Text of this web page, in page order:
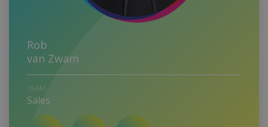
Rob
van Zwam
TEAM
Sales